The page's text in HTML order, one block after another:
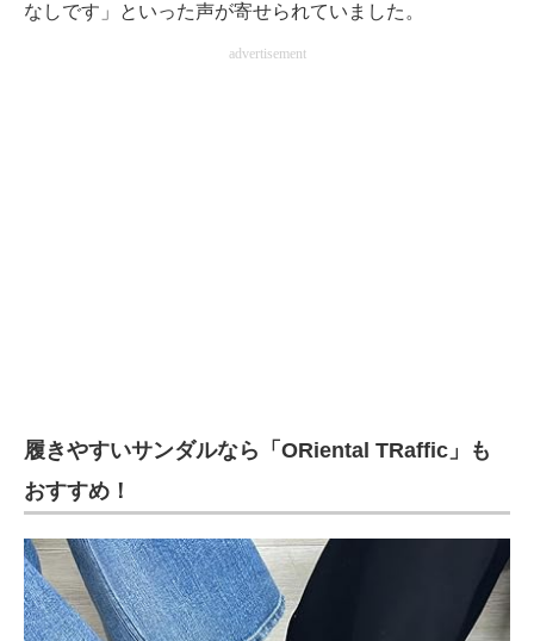
なしです」といった声が寄せられていました。
advertisement
履きやすいサンダルなら「ORiental TRaffic」も
おすすめ！